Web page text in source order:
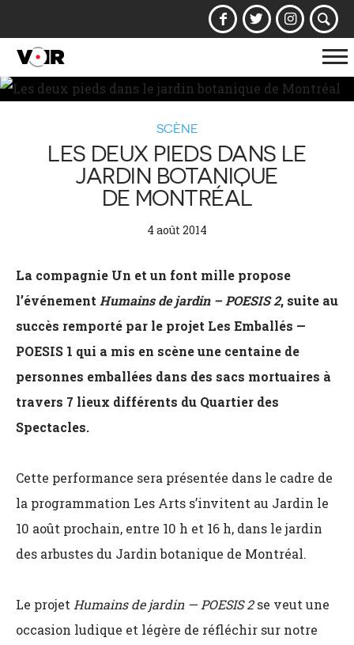
la
SCÈNE
LES DEUX PIEDS DANS LE
JARDIN BOTANIQUE
DE MONTRÉAL
4 août 2014
La compagnie Un et un font mille propose
l’événement Humains de jardin – POESIS 2, suite au
succès remporté par le projet Les Emballés —
POESIS 1 qui a mis en scène une centaine de
personnes emballées dans des sacs mortuaires à
travers 7 lieux différents du Quartier des
Spectacles.
Cette performance sera présentée dans le cadre de
la programmation Les Arts s’invitent au Jardin le
10 août prochain, entre 10 h et 16 h, dans le jardin
des arbustes du Jardin botanique de Montréal.
Le projet Humains de jardin — POESIS 2se veut une
occasion ludique et légère de réfléchir sur notre